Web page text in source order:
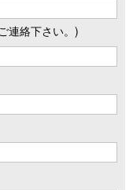
連絡下さい。)